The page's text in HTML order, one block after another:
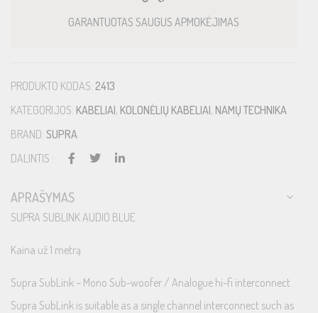
GARANTUOTAS SAUGUS APMOKĖJIMAS
PRODUKTO KODAS: 2413
KATEGORIJOS: KABELIAI, KOLONĖLIŲ KABELIAI, NAMŲ TECHNIKA
BRAND: SUPRA
DALINTIS :
APRAŠYMAS
SUPRA SUBLINK AUDIO BLUE
Kaina už 1 metrą.
Supra SubLink – Mono Sub-woofer / Analogue hi-fi interconnect
Supra SubLink is suitable as a single channel interconnect such as